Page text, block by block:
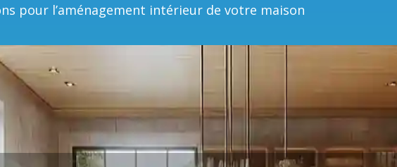
pour l’aménagement intérieur de votre maison